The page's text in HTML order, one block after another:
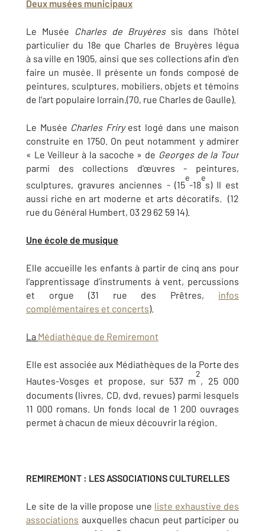
Deux musées municipaux
Le Musée Charles de Bruyèressis dans l’hôtel
particulier du 18e que Charles de Bruyères légua
à sa ville en 1905, ainsi que ses collections afin d’en
faire un musée. Il présente un fonds composé de
peintures, sculptures, mobiliers, objets et témoins
de l’art populaire lorrain.(70, rue Charles de Gaulle).
Le Musée Charles Friryest logé dans une maison
construite en 1750. On peut notamment y admirer
« Le Veilleur à la sacoche » de Georges de la Tour
parmi des collections d’œuvres - peintures,
sculptures, gravures anciennes - (15
e
-18
e
s) Il est
aussi riche en art moderne et arts décoratifs. (12
rue du Général Humbert, 03 29 62 59 14).
Une école de musique
Elle accueille les enfants à partir de cinq ans pour
l’apprentissage d’instruments à vent, percussions
et orgue (31 rue des Prêtres, infos
complémentaires et concerts).
La Médiathèque de Remiremont
Elle est associée aux Médiathèques de la Porte des
Hautes-Vosges et propose, sur 537 m
2
, 25 000
documents (livres, CD, dvd, revues) parmi lesquels
11 000 romans. Un fonds local de 1 200 ouvrages
permet à chacun de mieux découvrir la région.
REMIREMONT : LES ASSOCIATIONS CULTURELLES
Le site de la ville propose une liste exhaustive des
associations auxquelles chacun peut participer ou